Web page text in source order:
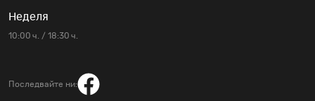
Неделя
10:00 ч. / 18:30 ч.
Последвайте ни: